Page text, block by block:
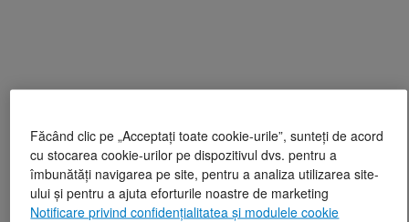
Făcând clic pe „Acceptați toate cookie-urile”, sunteți de acord
cu stocarea cookie-urilor pe dispozitivul dvs. pentru a
îmbunătăți navigarea pe site, pentru a analiza utilizarea site-
ului și pentru a ajuta eforturile noastre de marketing
Notificare privind confidențialitatea și modulele cookie